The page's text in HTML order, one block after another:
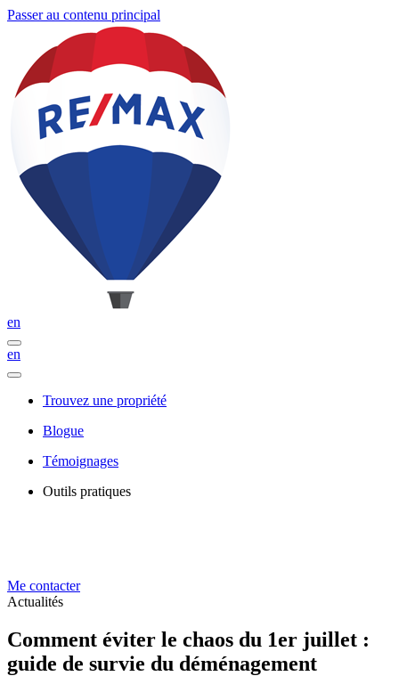
Passer au contenu principal
en
en
Trouvez une propriété
Blogue
Témoignages
Outils pratiques
Me contacter
Actualités
Comment éviter le chaos du 1er juillet :
guide de survie du déménagement